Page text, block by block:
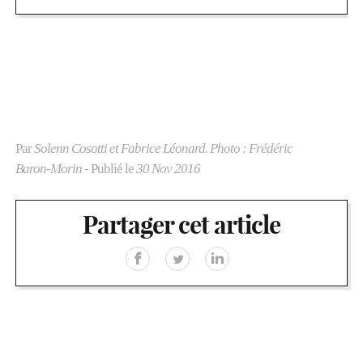
ParSolenn Cosotti et Fabrice Léonard. Photo : Frédéric
Baron-Morin- Publié le30 Nov 2016
Partager cet article